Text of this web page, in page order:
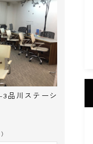
品川ステーシ